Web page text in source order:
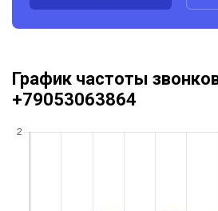
График частоты
+79053063864